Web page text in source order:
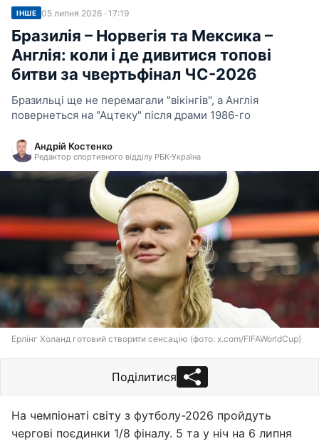
ІНШЕ 05 липня 2026 · 17:19
Бразилія – Норвегія та Мексика –
Англія: коли і де дивитися топові
битви за чвертьфінал ЧС-2026
Бразильці ще не перемагали "вікінгів", а Англія
повернеться на "Ацтеку" після драми 1986-го
Андрій Костенко
Редактор спортивного відділу РБК-Україна
Ерлінг Холанд готовий створити сенсацію (фото: x.com/FIFAWorldCup)
Поділитися
На чемпіонаті світу з футболу-2026 пройдуть
чергові поєдинки 1/8 фіналу. 5 та у ніч на 6 липня